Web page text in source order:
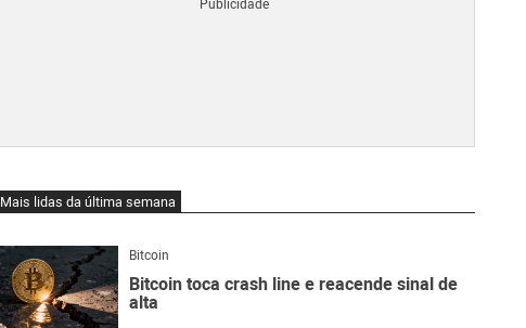
Mais lidas da última semana
Bitcoin
Bitcoin toca crash line e reacende sinal de
alta